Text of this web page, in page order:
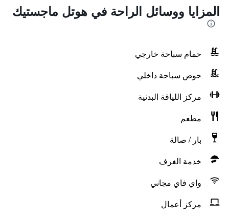
المزايا ووسائل الراحة في هوتل ماجستيك
حمام سباحة خارجي
حوض سباحة داخلي
مركز اللياقة البدنية
مطعم
بار / صالة
خدمة الغرف
واي فاي مجاني
مركز أعمال